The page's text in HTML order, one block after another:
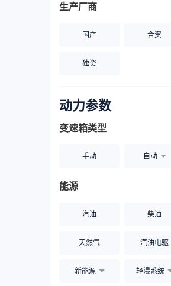
生产厂商
国产 合资
独资
动力参数
变速箱类型
手动 自动
能源
汽油 柴油
天然气 汽油电驱
新能源 轻混系统